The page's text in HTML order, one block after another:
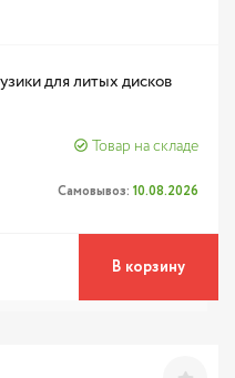
для литых дисков
Товар на складе
Самовывоз: 10.08.2026
В корзину